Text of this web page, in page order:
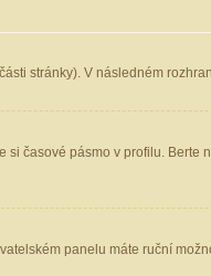
stránky). V následném
časové pásmo v profilu. Berte
panelu máte ruční